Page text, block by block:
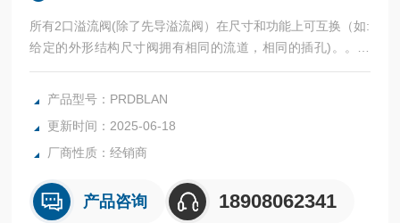
所有2口溢流阀(除了先导溢流阀）在尺寸和功能上可互换（如:
给定的外形结构尺寸阀拥有相同的流道，相同的插孔)。。美
国SUN插装阀压力控制阀PRDB溢流阀PRDBLAN
产品型号：PRDBLAN
更新时间：2025-06-18
厂商性质：经销商
产品咨询 18908062341